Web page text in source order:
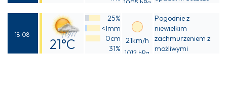
22°C
1005 hPa
18.08
21°C
25%
<1mm
0cm
31%
21km/h
1012 hPa
Pogodnie z
niewielkim
zachmurzeniem z
możliwymi